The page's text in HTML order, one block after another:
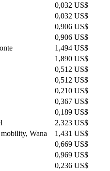
0,032 US$
0,032 US$
0,906 US$
0,906 US$
1,494 US$
1,890 US$
0,512 US$
0,512 US$
0,210 US$
0,367 US$
0,189 US$
2,323 US$
Wana
1,431 US$
0,669 US$
0,969 US$
0,236 US$